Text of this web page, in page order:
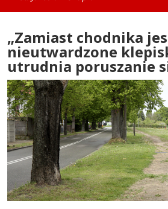
„Zamiast chodnika
nieutwardzone
utrudnia poruszanie